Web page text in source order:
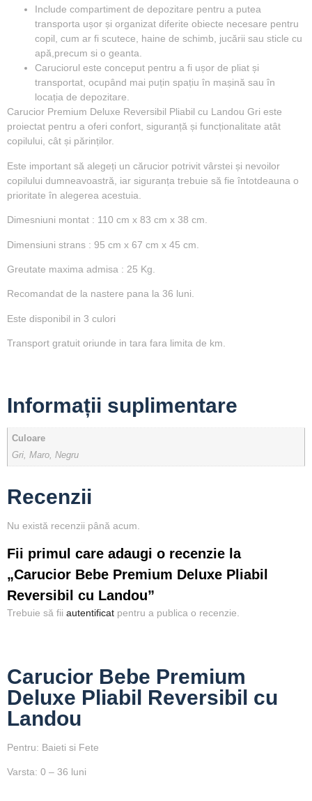
Include compartiment de depozitare pentru a putea
transporta ușor și organizat diferite obiecte necesare pentru
copil, cum ar fi scutece, haine de schimb, jucării sau sticle cu
apă,precum si o geanta.
Caruciorul este conceput pentru a fi ușor de pliat și
transportat, ocupând mai puțin spațiu în mașină sau în
locația de depozitare.
Carucior Premium Deluxe Reversibil Pliabil cu Landou Gri este
proiectat pentru a oferi confort, siguranță și funcționalitate atât
copilului, cât și părinților.
Este important să alegeți un cărucior potrivit vârstei și nevoilor
copilului dumneavoastră, iar siguranța trebuie să fie întotdeauna o
prioritate în alegerea acestuia.
Dimesniuni montat : 110 cm x 83 cm x 38 cm.
Dimensiuni strans : 95 cm x 67 cm x 45 cm.
Greutate maxima admisa : 25 Kg.
Recomandat de la nastere pana la 36 luni.
Este disponibil in 3 culori
Transport gratuit oriunde in tara fara limita de km.
Informații suplimentare
Culoare
Gri, Maro, Negru
Recenzii
Nu există recenzii până acum.
Fii primul care adaugi o recenzie la
„Carucior Bebe Premium Deluxe Pliabil
Reversibil cu Landou”
Trebuie să fii autentificat pentru a publica o recenzie.
Carucior Bebe Premium
Deluxe Pliabil Reversibil cu
Landou
Pentru: Baieti si Fete
Varsta: 0 – 36 luni